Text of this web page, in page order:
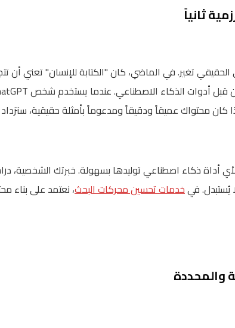
تغير. في الماضي، كان "الكتابة للإنسان" تعني أن
كان محتواك عميقاً ودقيقاً ومدعوماً بأمثلة حقيقية،
أداة ذكاء اصطناعي توليدها بسهولة. خبرتك الشخصية،
فيخدمات تحسين محركات البحث، نعتمد على بناء